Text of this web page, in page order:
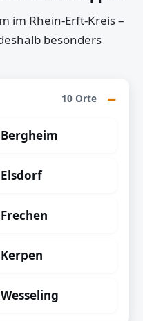
im Rhein-Erft-Kreis –
besonders
10 Orte
Bergheim
Elsdorf
Frechen
Kerpen
Wesseling